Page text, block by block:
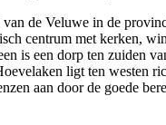
de Veluwe in de
centrum met kerken,
is een dorp ten zuiden
ligt ten westen
aan door de goede